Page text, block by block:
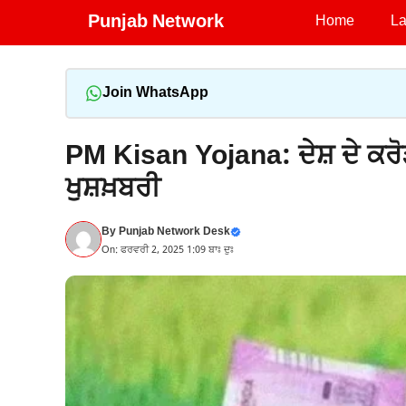
Punjab Network Home
Join WhatsApp
PM Kisan Yojana: ਦੇਸ਼ ਦੇ
ਖੁਸ਼ਖ਼ਬਰੀ
ByPunjab Network Desk
On: ਫਰਵਰੀ 2, 2025 1:09 ਬਾਃ ਦੁਃ